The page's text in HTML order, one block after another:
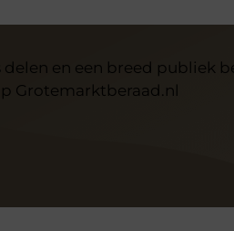
en een breed publiek
Grotemarktberaad.nl